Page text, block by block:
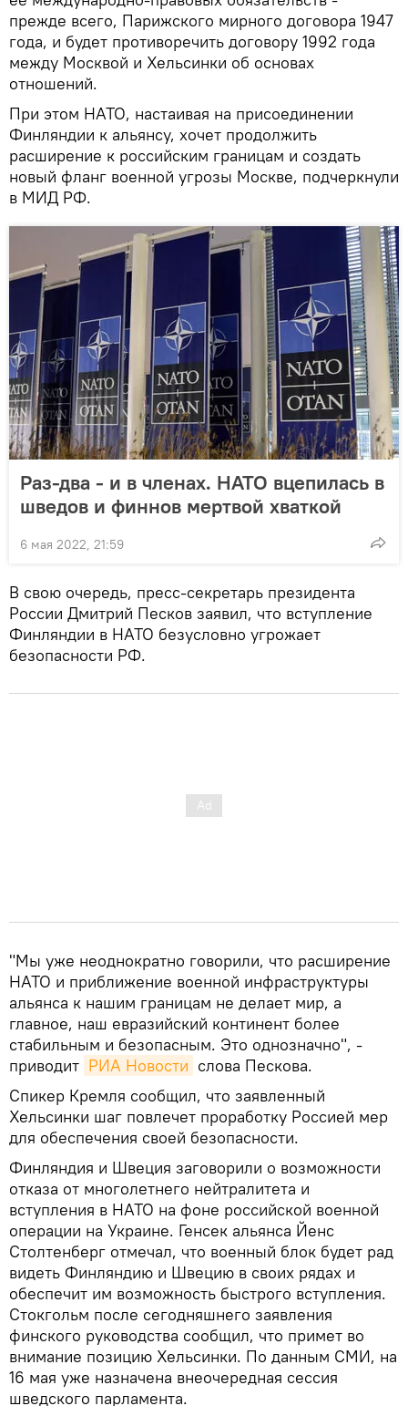
прежде всего, Парижского мирного договора 1947
года, и будет противоречить договору 1992 года
между Москвой и Хельсинки об основах
отношений.
При этом НАТО, настаивая на присоединении
Финляндии к альянсу, хочет продолжить
расширение к российским границам и создать
новый фланг военной угрозы Москве, подчеркнули
в МИД РФ.
Раз-два - и в членах. НАТО вцепилась в
шведов и финнов мертвой хваткой
6 мая 2022, 21:59
В свою очередь, пресс-секретарь президента
России Дмитрий Песков заявил, что вступление
Финляндии в НАТО безусловно угрожает
безопасности РФ.
"Мы уже неоднократно говорили, что расширение
НАТО и приближение военной инфраструктуры
альянса к нашим границам не делает мир, а
главное, наш евразийский континент более
стабильным и безопасным. Это однозначно", -
приводит РИА Новости слова Пескова.
Спикер Кремля сообщил, что заявленный
Хельсинки шаг повлечет проработку Россией мер
для обеспечения своей безопасности.
Финляндия и Швеция заговорили о возможности
отказа от многолетнего нейтралитета и
вступления в НАТО на фоне российской военной
операции на Украине. Генсек альянса Йенс
Столтенберг отмечал, что военный блок будет рад
видеть Финляндию и Швецию в своих рядах и
обеспечит им возможность быстрого вступления.
Стокгольм после сегодняшнего заявления
финского руководства сообщил, что примет во
внимание позицию Хельсинки. По данным СМИ, на
16 мая уже назначена внеочередная сессия
шведского парламента.